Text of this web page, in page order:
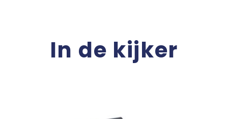
In de kijker